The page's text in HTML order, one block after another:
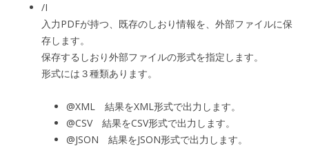
/I
入力PDFが持つ、既存のしおり情報を、外部ファイルに保
存します。
保存するしおり外部ファイルの形式を指定します。
形式には３種類あります。
@XML 結果をXML形式で出力します。
@CSV 結果をCSV形式で出力します。
@JSON 結果をJSON形式で出力します。